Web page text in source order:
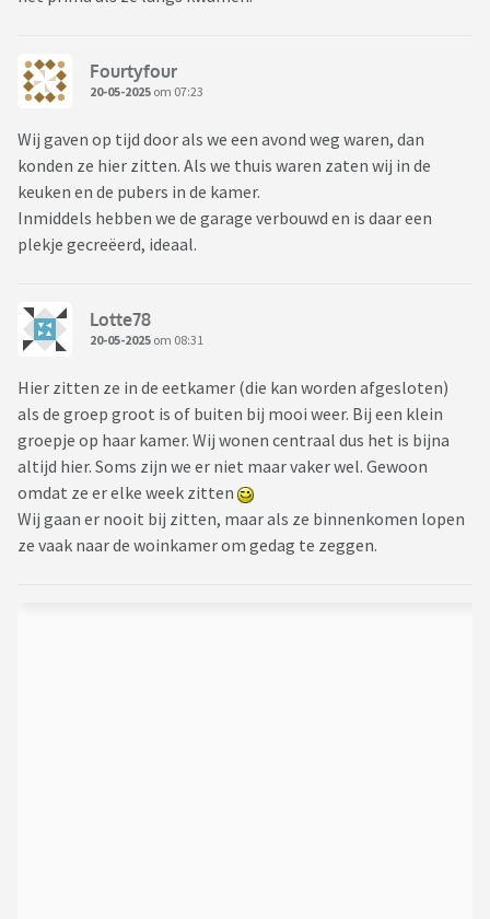
Fourtyfour
20-05-2025 om 07:23
Wij gaven op tijd door als we een avond weg waren, dan
konden ze hier zitten. Als we thuis waren zaten wij in de
keuken en de pubers in de kamer.
Inmiddels hebben we de garage verbouwd en is daar een
plekje gecreëerd, ideaal.
Lotte78
20-05-2025 om 08:31
Hier zitten ze in de eetkamer (die kan worden afgesloten)
als de groep groot is of buiten bij mooi weer. Bij een klein
groepje op haar kamer. Wij wonen centraal dus het is bijna
altijd hier. Soms zijn we er niet maar vaker wel. Gewoon
omdat ze er elke week zitten
Wij gaan er nooit bij zitten, maar als ze binnenkomen lopen
ze vaak naar de woinkamer om gedag te zeggen.